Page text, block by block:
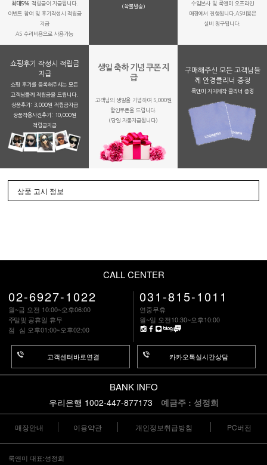
최대5% 적립금이 지급됩니다.
이벤트 참여 및 후기작성시 적립금
지급
AS 수리비용으로 사용가능
(착불발송)
수입본사 및 룩앤미 오프라인
매장에서 진행됩니다.AS비용은
실비 청구됩니다.
쇼핑후기 작성시 적립금
지급
쇼핑 후기를 등록해주시는 모든
고객님들께 적립금을 드립니다.
상품후기: 3,000원 적립금지급
상품착용사진후기: 10,000원
적립금지금
생일 축하 기념 쿠폰 지
급
고객님의 생일을 기념하여 5,000원
할인쿠폰을 드립니다.
(당일 자동지급됩니다)
구매해주신 모든 고객님들
께 안경클리너 증정
룩앤미 자체제작 클리너 증정
상품 고시 정보
CALL CENTER
02-6927-1022
월~금 오전 10:00~오후06:00
주말및 공휴일 휴무
점 심 오후01:00~오후02:00
고객센터바로연결
031-815-1011
연중무휴
월~일 오전10:30~오후10:00
카카오톡실시간상담
BANK INFO
우리은행 1002-447-877173 예금주 : 성정희
매장안내 이용약관 개인정보취급방침 PC버전
룩앤미 대표:성정희